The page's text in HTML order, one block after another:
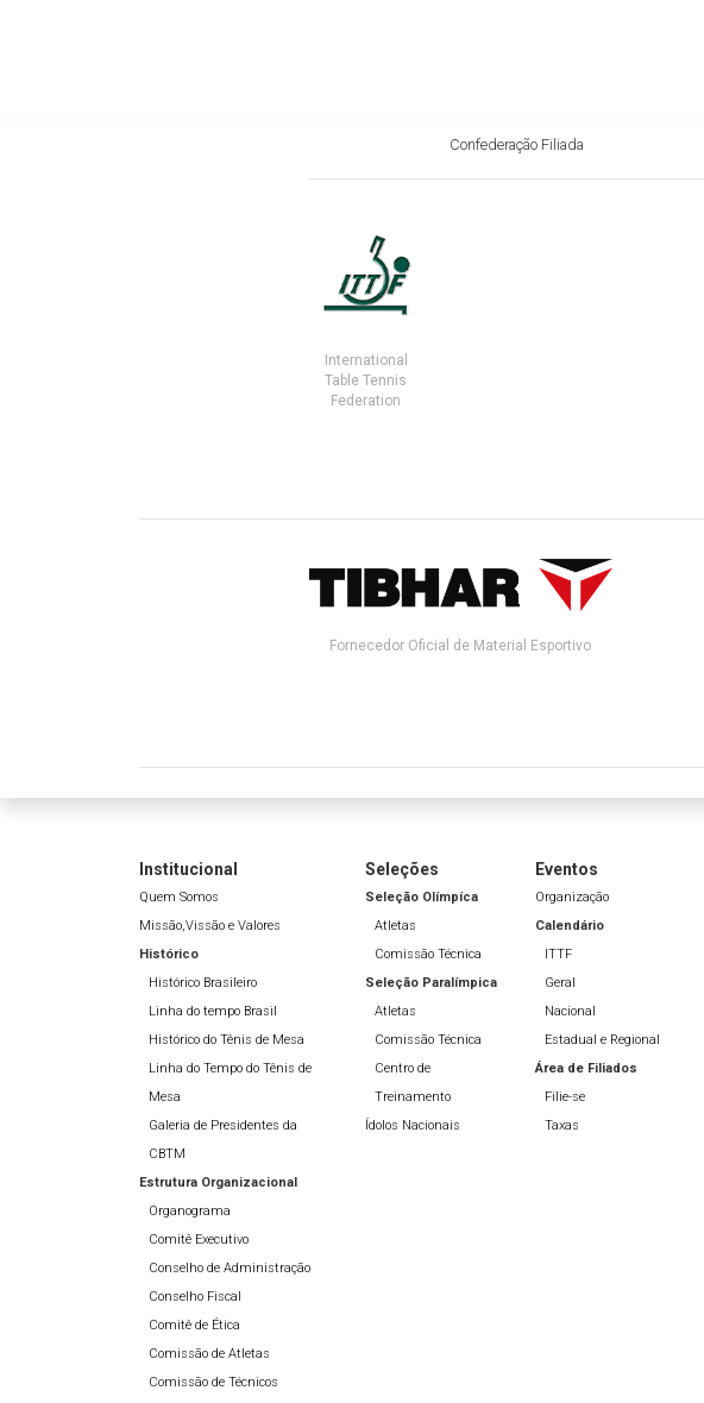
Confederação Filiada
International
Table Tennis
Federation
Fornecedor Oficial de Material Esportivo
Institucional
Quem Somos
Missão,Vissão e Valores
Histórico
Histórico Brasileiro
Linha do tempo Brasil
Histórico do Tênis de Mesa
Linha do Tempo do Tênis de
Mesa
Galeria de Presidentes da
CBTM
Estrutura Organizacional
Organograma
Comitê Executivo
Conselho de Administração
Conselho Fiscal
Comitê de Ética
Comissão de Atletas
Comissão de Técnicos
Seleções
Seleção Olímpíca
Atletas
Comissão Técnica
Seleção Paralímpica
Atletas
Comissão Técnica
Centro de
Treinamento
Ídolos Nacionais
Eventos
Organização
Calendário
ITTF
Geral
Nacional
Estadual e Regional
Área de Filiados
Filie-se
Taxas